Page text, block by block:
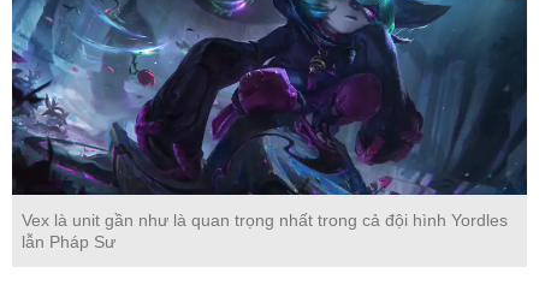
Vex là unit gần như là quan trọng nhất trong cả đội hình Yordles
lẫn Pháp Sư